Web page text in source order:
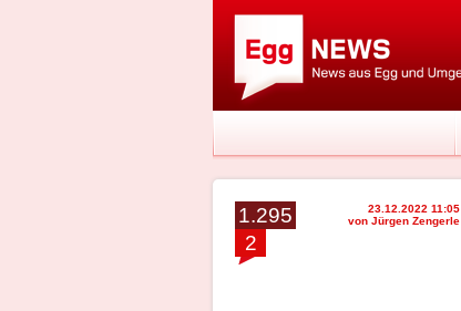
1.295
2
23.12.2022 11:05
von Jürgen Zengerle